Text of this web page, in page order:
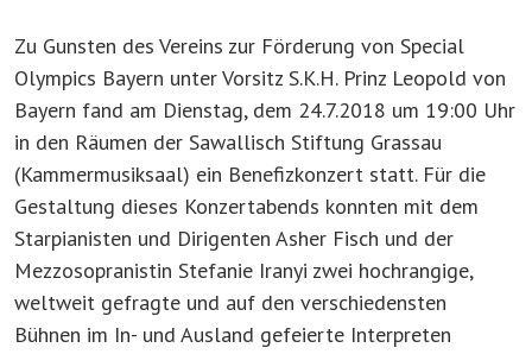
Zu Gunsten des Vereins zur Förderung von Special
Olympics Bayern unter Vorsitz S.K.H. Prinz Leopold von
Bayern fand am Dienstag, dem 24.7.2018 um 19:00 Uhr
in den Räumen der Sawallisch Stiftung Grassau
(Kammermusiksaal) ein Benefizkonzert statt. Für die
Gestaltung dieses Konzertabends konnten mit dem
Starpianisten und Dirigenten Asher Fisch und der
Mezzosopranistin Stefanie Iranyi zwei hochrangige,
weltweit gefragte und auf den verschiedensten
Bühnen im In- und Ausland gefeierte Interpreten